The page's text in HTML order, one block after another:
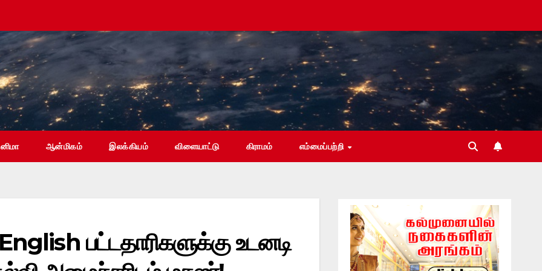
ஆன்மிகம் இலக்கியம் விளையாட்டு கிராமம் எம்மைப்பற்றி
பட்டதாரிகளுக்கு உடனடி